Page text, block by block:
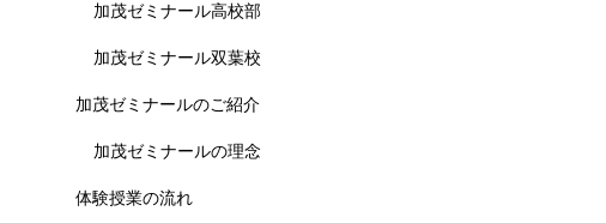
加茂ゼミナール高校部
加茂ゼミナール双葉校
加茂ゼミナールのご紹介
加茂ゼミナールの理念
体験授業の流れ